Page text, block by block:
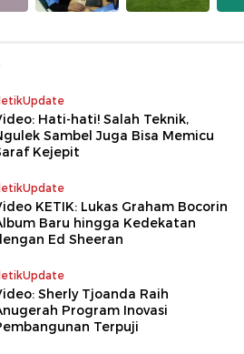
Hati-hati! Salah Teknik,
Sambel Juga Bisa Memicu
Kejepit
KETIK: Lukas Graham Bocorin
Baru hingga Kedekatan
Ed Sheeran
Sherly Tjoanda Raih
Program Inovasi
Terpuji